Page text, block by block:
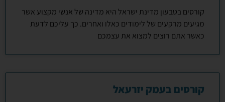
קורסים בטבעון מדינת ישראל היא מדינה של אנשי מקצוע אשר
מגיעים מרקעים של לימודים כאלו ואחרים. כך עליכם לדעת
כאשר אתם רוצים למצוא את עצמכם
קורסים בעמק יזרעאל